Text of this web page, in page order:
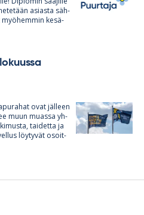
asiasta säh­
myö­hem­min ke­sä­
ovat jäl­leen
muun muassa yh­
tai­detta ja
löy­ty­vät osoit­